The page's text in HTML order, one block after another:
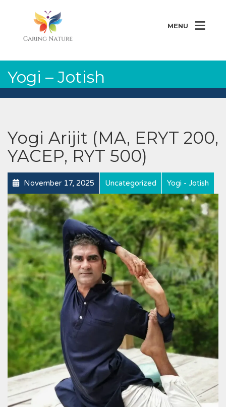
MENU
Yogi – Jotish
Yogi Arijit (MA, ERYT 200,
YACEP, RYT 500)
November 17, 2025 Uncategorized Yogi - Jotish